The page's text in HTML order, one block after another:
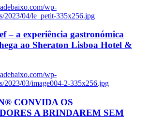
wp-
2023/04/le_petit-335x256.jpg
– a experiência gastronómica
ao Sheraton Lisboa Hotel &
wp-
2023/03/image004-2-335x256.jpg
CONVIDA OS
A BRINDAREM SEM